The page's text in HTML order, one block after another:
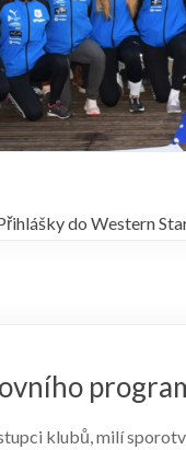
do Western
klubů, milí